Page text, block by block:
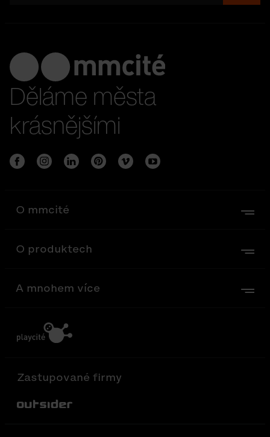
Děláme města
krásnějšími
O mmcité
O produktech
A mnohem více
Zastupované firmy
Out-Sider